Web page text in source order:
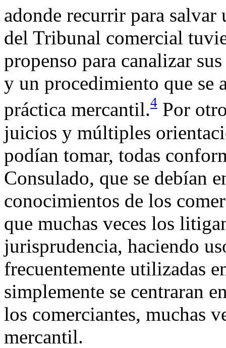
adonde recurrir para
del Tribunal comercial
propenso para canalizar
y un procedimiento que se
práctica mercantil.4 Por
juicios y múltiples
podían tomar, todas
Consulado, que se debían
conocimientos de los
que muchas veces los
jurisprudencia, haciendo
frecuentemente utilizadas
simplemente se centraran
los comerciantes, muchas
mercantil.